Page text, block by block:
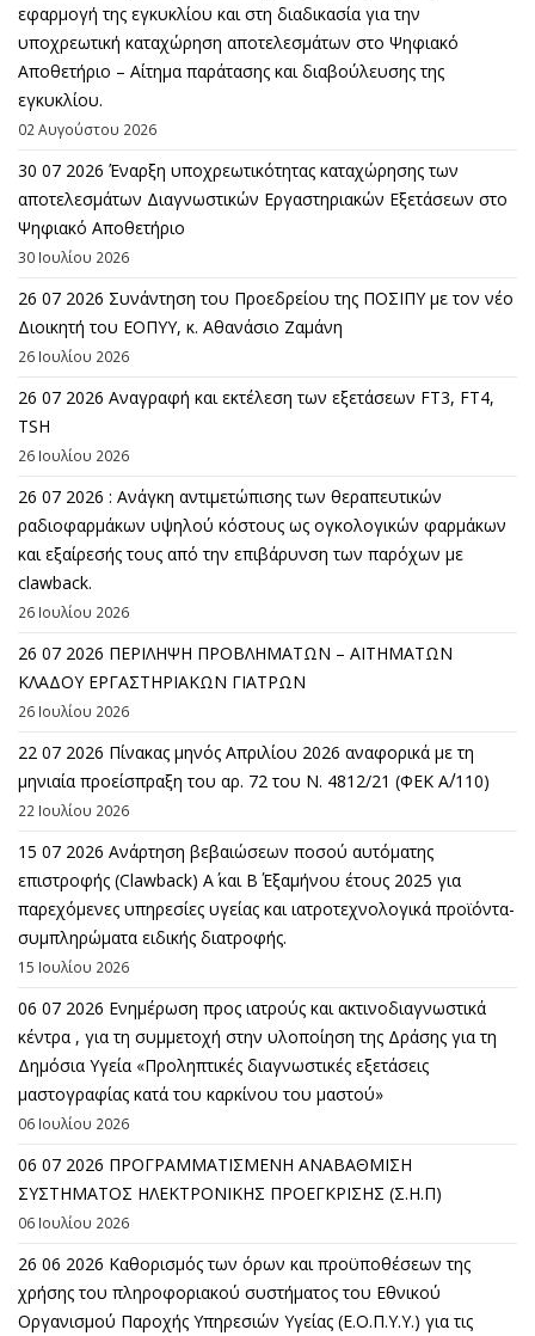
εφαρμογή της εγκυκλίου και στη διαδικασία για την
υποχρεωτική καταχώρηση αποτελεσμάτων στο Ψηφιακό
Αποθετήριο – Αίτημα παράτασης και διαβούλευσης της
εγκυκλίου.
02 Αυγούστου 2026
30 07 2026 Έναρξη υποχρεωτικότητας καταχώρησης των
αποτελεσμάτων Διαγνωστικών Εργαστηριακών Εξετάσεων στο
Ψηφιακό Αποθετήριο
30 Ιουλίου 2026
26 07 2026 Συνάντηση του Προεδρείου της ΠΟΣΙΠΥ με τον νέο
Διοικητή του ΕΟΠΥΥ, κ. Αθανάσιο Ζαμάνη
26 Ιουλίου 2026
26 07 2026 Αναγραφή και εκτέλεση των εξετάσεων FT3, FT4,
TSH
26 Ιουλίου 2026
26 07 2026 : Ανάγκη αντιμετώπισης των θεραπευτικών
ραδιοφαρμάκων υψηλού κόστους ως ογκολογικών φαρμάκων
και εξαίρεσής τους από την επιβάρυνση των παρόχων με
clawback.
26 Ιουλίου 2026
26 07 2026 ΠΕΡΙΛΗΨΗ ΠΡΟΒΛΗΜΑΤΩΝ – ΑΙΤΗΜΑΤΩΝ
ΚΛΑΔΟΥ ΕΡΓΑΣΤΗΡΙΑΚΩΝ ΓΙΑΤΡΩΝ
26 Ιουλίου 2026
22 07 2026 Πίνακας μηνός Απριλίου 2026 αναφορικά με τη
μηνιαία προείσπραξη του αρ. 72 του Ν. 4812/21 (ΦΕΚ Α΄/110)
22 Ιουλίου 2026
15 07 2026 Ανάρτηση βεβαιώσεων ποσού αυτόματης
επιστροφής (Clawback) A΄ και Β΄ Εξαμήνου έτους 2025 για
παρεχόμενες υπηρεσίες υγείας και ιατροτεχνολογικά προϊόντα-
συμπληρώματα ειδικής διατροφής.
15 Ιουλίου 2026
06 07 2026 Eνημέρωση προς ιατρούς και ακτινοδιαγνωστικά
κέντρα , για τη συμμετοχή στην υλοποίηση της Δράσης για τη
Δημόσια Υγεία «Προληπτικές διαγνωστικές εξετάσεις
μαστογραφίας κατά του καρκίνου του μαστού»
06 Ιουλίου 2026
06 07 2026 ΠΡΟΓΡΑΜΜΑΤΙΣΜΕΝΗ ΑΝΑΒΑΘΜΙΣΗ
ΣΥΣΤΗΜΑΤΟΣ ΗΛΕΚΤΡΟΝΙΚΗΣ ΠΡΟΕΓΚΡΙΣΗΣ (Σ.Η.Π)
06 Ιουλίου 2026
26 06 2026 Καθορισμός των όρων και προϋποθέσεων της
χρήσης του πληροφοριακού συστήματος του Εθνικού
Οργανισμού Παροχής Υπηρεσιών Υγείας (Ε.Ο.Π.Υ.Υ.) για τις